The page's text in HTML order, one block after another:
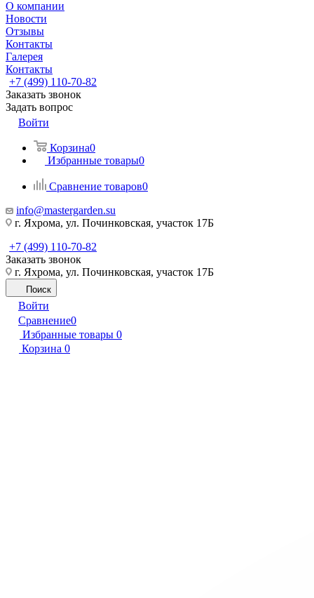
О компании
Новости
Отзывы
Контакты
Галерея
Контакты
+7 (499) 110-70-82
Заказать звонок
Задать вопрос
Войти
Корзина0
Избранные товары0
Сравнение товаров0
info@mastergarden.su
г. Яхрома, ул. Починковская, участок 17Б
+7 (499) 110-70-82
Заказать звонок
г. Яхрома, ул. Починковская, участок 17Б
Поиск
Войти
Сравнение0
Избранные товары 0
Корзина 0